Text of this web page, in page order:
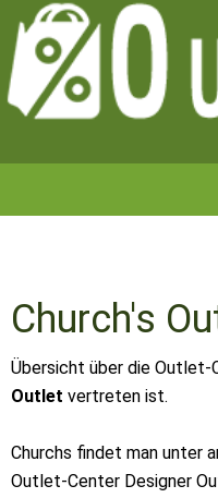
Church's
Übersicht über die Outlet-
Outlet vertreten ist.
Churchs findet man unter
Outlet-Center Designer